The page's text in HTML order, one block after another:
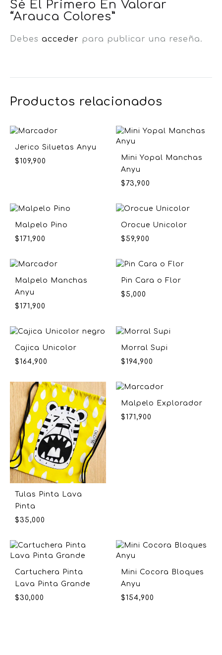
Sé El Primero En Valorar
“Arauca Colores”
Debes acceder para publicar una reseña.
Productos relacionados
Jerico Siluetas Anyu
$109,900
Mini Yopal Manchas
Anyu
$ 73,900
Malpelo Pino
$171,900
Orocue Unicolor
$59,900
Malpelo Manchas
Anyu
$171,900
Pin Cara o Flor
$5,000
Cajica Unicolor
$164,900
Morral Supi
$194,900
Tulas Pinta Lava
Pinta
$35,000
Malpelo Explorador
$171,900
Cartuchera Pinta
Lava Pinta Grande
$30,000
Mini Cocora Bloques
Anyu
$154,900